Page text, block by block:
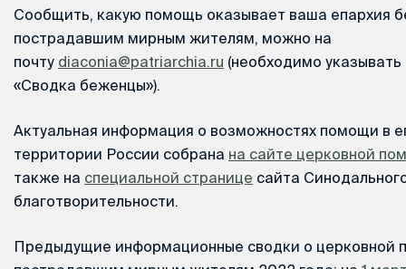
Сообщить, какую помощь оказывает ваша епархия
пострадавшим мирным жителям, можно на
почту diaconia@patriarchia.ru (необходимо
«Сводка беженцы»).
Актуальная информация о возможностях помощи в
территории России собрана на сайте церковной
также на специальной странице сайта
благотворительности.
Предыдущие информационные сводки о церковной